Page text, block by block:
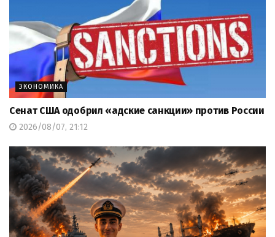
ЭКОНОМИКА
Сенат США одобрил «адские санкции» против России
2026/08/07, 21:12